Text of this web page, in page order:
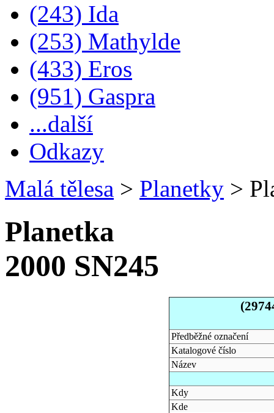
(243) Ida
(253) Mathylde
(433) Eros
(951) Gaspra
...další
Odkazy
Malá tělesa > Planetky >
Planetka
2000 SN245
Předběžné označení
Katalogové číslo
Název
Kdy
Kde